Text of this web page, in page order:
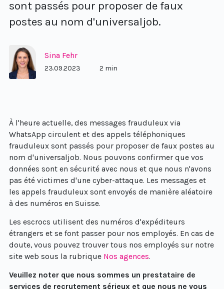
sont passés pour proposer de faux
postes au nom d'universaljob.
Sina Fehr
23.09.2023 2 min
À l'heure actuelle, des messages frauduleux via
WhatsApp circulent et des appels téléphoniques
frauduleux sont passés pour proposer de faux postes au
nom d'universaljob. Nous pouvons confirmer que vos
données sont en sécurité avec nous et que nous n'avons
pas été victimes d'une cyber-attaque. Les messages et
les appels frauduleux sont envoyés de manière aléatoire
à des numéros en Suisse.
Les escrocs utilisent des numéros d'expéditeurs
étrangers et se font passer pour nos employés. En cas de
doute, vous pouvez trouver tous nos employés sur notre
site web sous la rubrique Nos agences.
Veuillez noter que nous sommes un prestataire de
services de recrutement sérieux et que nous ne vous